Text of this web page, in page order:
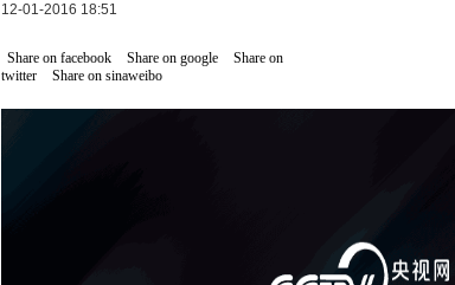
12-01-2016 18:51
Share on facebook Share on google
Share on
twitter
Share on sinaweibo